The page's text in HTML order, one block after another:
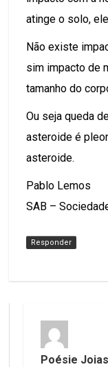
atinge o solo,
Não existe
sim impacto de
tamanho do
Ou seja queda
asteroide é
asteroide.
Pablo Lemos
SAB –
Responder
Poésie Joias